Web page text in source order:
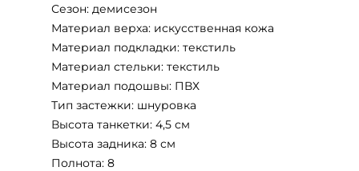
Сезон: демисезон
Материал верха: искусственная кожа
Материал подкладки: текстиль
Материал стельки: текстиль
Материал подошвы: ПВХ
Тип застежки: шнуровка
Высота танкетки: 4,5 см
Высота задника: 8 см
Полнота: 8